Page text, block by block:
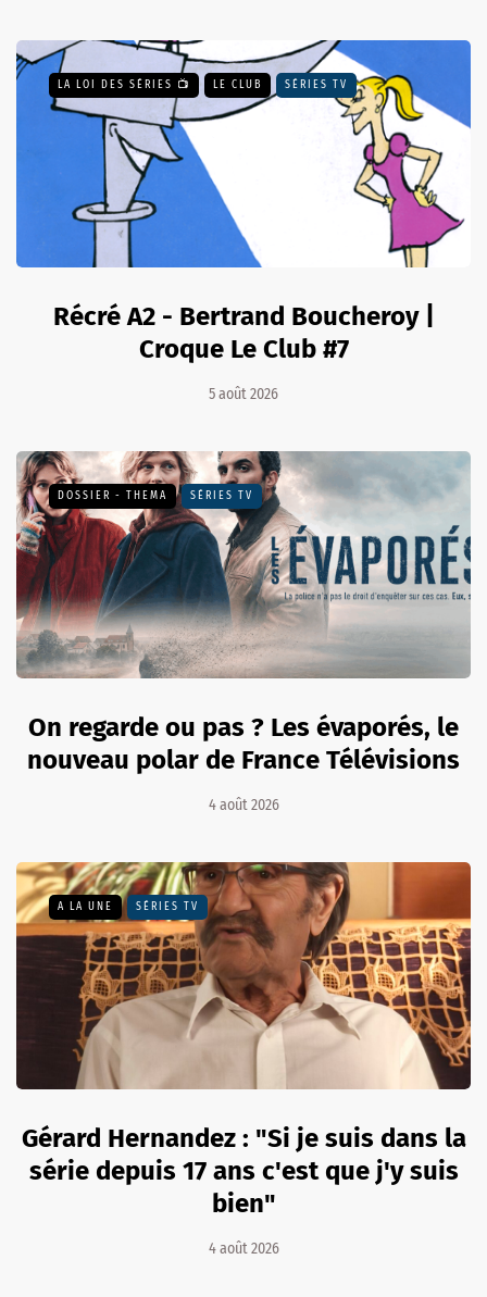
LA LOI DES SÉRIES 📺 LE CLUB SÉRIES TV
Récré A2 - Bertrand Boucheroy |
Croque Le Club #7
5 août 2026
DOSSIER - THEMA SÉRIES TV
On regarde ou pas ? Les évaporés, le
nouveau polar de France Télévisions
4 août 2026
A LA UNE SÉRIES TV
Gérard Hernandez : "Si je suis dans la
série depuis 17 ans c'est que j'y suis
bien"
4 août 2026